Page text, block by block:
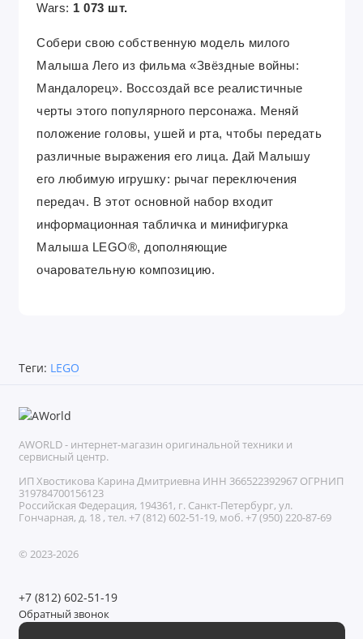
Wars: 1 073 шт.
Собери свою собственную модель милого
Малыша Лего из фильма «Звёздные войны:
Мандалорец». Воссоздай все реалистичные
черты этого популярного персонажа. Меняй
положение головы, ушей и рта, чтобы передать
различные выражения его лица. Дай Малышу
его любимую игрушку: рычаг переключения
передач. В этот основной набор входит
информационная табличка и минифигурка
Малыша LEGO®, дополняющие
очаровательную композицию.
Теги: LEGO
AWORLD - интернет-магазин оригинальной техники и
сервисный центр.
ИП Хвостикова Карина Дмитриевна ИНН 366522392967 ОГРНИП
319784700156123
Российская Федерация, 194361, г. Санкт-Петербург, ул.
Гончарная, д. 18 , тел. +7 (812) 602-51-19, моб. +7 (950) 220-87-69
© 2023-2026
+7 (812) 602-51-19
Обратный звонок